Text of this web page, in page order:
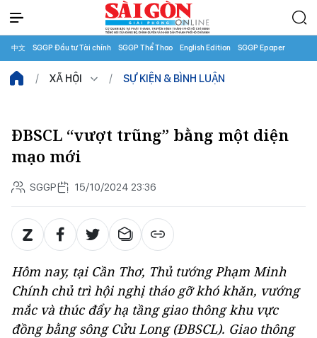
中文 SGGP Đầu tư Tài chính SGGP Thể Thao English Edition SGGP Epaper
XÃ HỘI SỰ KIỆN & BÌNH LUẬN
ĐBSCL “vượt trũng” bằng một diện
mạo mới
SGGP 15/10/2024 23:36
Hôm nay, tại Cần Thơ, Thủ tướng Phạm Minh
Chính chủ trì hội nghị tháo gỡ khó khăn, vướng
mắc và thúc đẩy hạ tầng giao thông khu vực
đồng bằng sông Cửu Long (ĐBSCL). Giao thông